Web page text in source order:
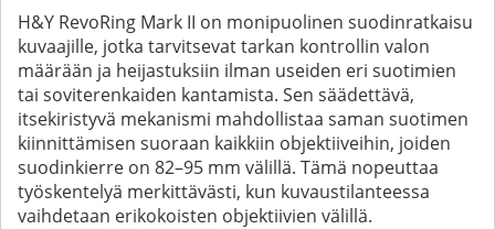
H&Y RevoRing Mark II on monipuolinen suodinratkaisu
kuvaajille, jotka tarvitsevat tarkan kontrollin valon
määrään ja heijastuksiin ilman useiden eri suotimien
tai soviterenkaiden kantamista. Sen säädettävä,
itsekiristyvä mekanismi mahdollistaa saman suotimen
kiinnittämisen suoraan kaikkiin objektiiveihin, joiden
suodinkierre on 82–95 mm välillä. Tämä nopeuttaa
työskentelyä merkittävästi, kun kuvaustilanteessa
vaihdetaan erikokoisten objektiivien välillä.